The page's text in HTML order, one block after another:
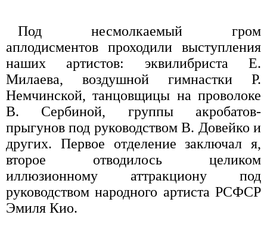
Под несмолкаемый гром
аплодисментов проходили выступления
наших артистов: эквилибриста Е.
Милаева, воздушной гимнастки Р.
Немчинской, танцовщицы на проволоке
В. Сербиной, группы акробатов-
прыгунов под руководством В. Довейко и
других. Первое отделение заключал я,
второе отводилось целиком
иллюзионному аттракциону под
руководством народного артиста РСФСР
Эмиля Кио.